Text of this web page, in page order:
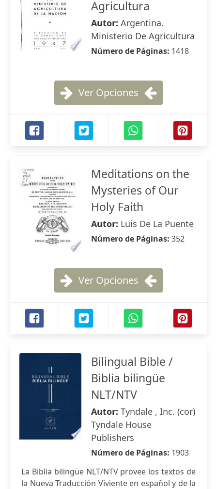
Agricultura
Autor: Argentina.
Ministerio De Agricultura
Número de Páginas: 1418
Ver Opciones
Meditations on the
Mysteries of Our
Holy Faith
Autor: Luis De La Puente
Número de Páginas: 352
Ver Opciones
Bilingual Bible /
Biblia bilingüe
NLT/NTV
Autor: Tyndale , Inc. (cor)
Tyndale House
Publishers
Número de Páginas: 1903
La Biblia bilingüe NLT/NTV provee los textos de
la Nueva Traducción Viviente en español y de la